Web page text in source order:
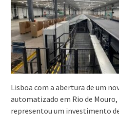
Lisboa com a abertura de um
automatizado em Rio de
representou um investimento